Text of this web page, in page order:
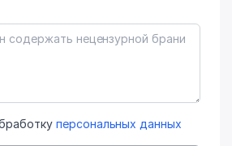
персональных данных